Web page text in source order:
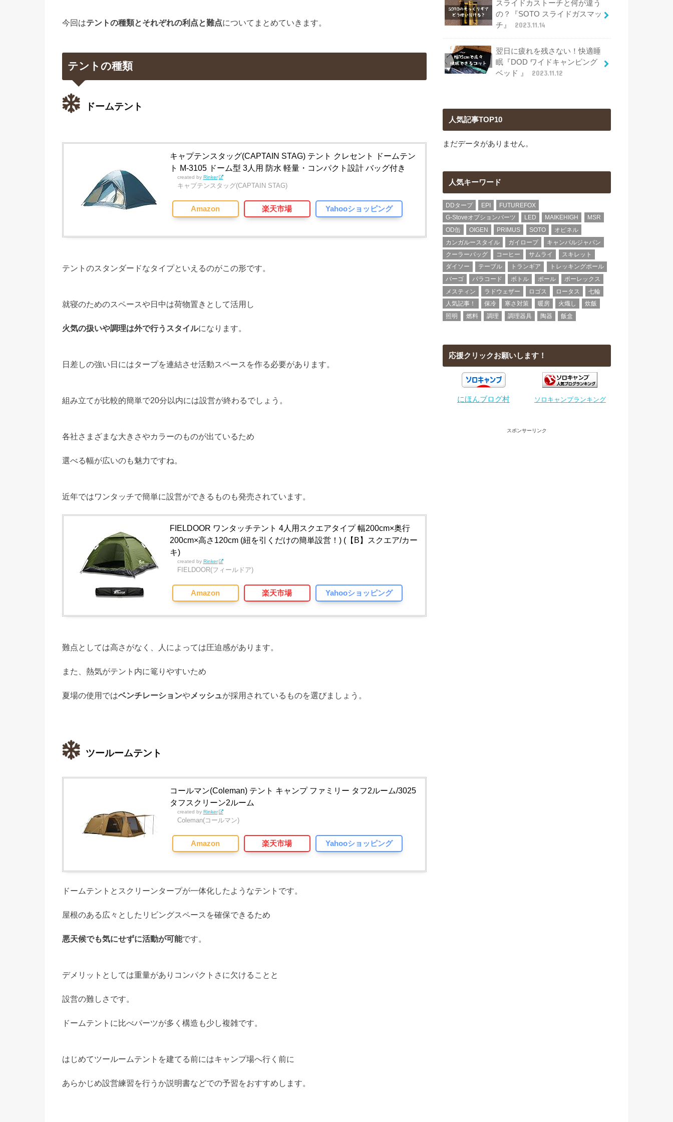
今回はテントの種類とそれぞれの利点と難点についてまとめていきます。
テントの種類
ドームテント
キャプテンスタッグ(CAPTAIN STAG) テント クレセント ドームテン
ト M-3105 ドーム型 3人用 防水 軽量・コンパクト設計 バッグ付き
created by Rinker
キャプテンスタッグ(CAPTAIN STAG)
Amazon 楽天市場 Yahooショッピング
テントのスタンダードなタイプといえるのがこの形です。
就寝のためのスペースや日中は荷物置きとして活用し
火気の扱いや調理は外で行うスタイルになります。
日差しの強い日にはタープを連結させ活動スペースを作る必要があります。
組み立てが比較的簡単で20分以内には設営が終わるでしょう。
各社さまざまな大きさやカラーのものが出ているため
選べる幅が広いのも魅力ですね。
近年ではワンタッチで簡単に設営ができるものも発売されています。
FIELDOOR ワンタッチテント 4人用スクエアタイプ 幅200cm×奥行
200cm×高さ120cm (紐を引くだけの簡単設営！) (【B】スクエア/カー
キ)
created by Rinker
FIELDOOR(フィールドア)
Amazon 楽天市場 Yahooショッピング
難点としては高さがなく、人によっては圧迫感があります。
また、熱気がテント内に篭りやすいため
夏場の使用ではベンチレーションやメッシュが採用されているものを選びましょう。
ツールームテント
コールマン(Coleman) テント キャンプ ファミリー タフ2ルーム/3025
タフスクリーン2ルーム
created by Rinker
Coleman(コールマン)
Amazon 楽天市場 Yahooショッピング
ドームテントとスクリーンタープが一体化したようなテントです。
屋根のある広々としたリビングスペースを確保できるため
悪天候でも気にせずに活動が可能です。
デメリットとしては重量がありコンパクトさに欠けることと
設営の難しさです。
ドームテントに比べパーツが多く構造も少し複雑です。
はじめてツールームテントを建てる前にはキャンプ場へ行く前に
あらかじめ設営練習を行うか説明書などでの予習をおすすめします。
スライドカストーチと何が違う
の？『SOTO スライドガスマッ
チ』
2023.11.14
翌日に疲れを残さない！快適睡
眠『DOD ワイドキャンピング
ベッド 』
2023.11.12
人気記事TOP10
まだデータがありません。
人気キーワード
DDタープ EPI
FUTUREFOX
G-Stoveオプションパーツ
LED MAIKEHIGH
MSR
OD缶
OIGEN PRIMUS SOTO
オピネル
カンガルースタイル
ガイロープ
キャンパルジャパン
クーラーバッグ
コーヒー サムライ
スキレット
ダイソー
テーブル トランギア
トレッキングポール
バーゴ
パラコード ボトル ポール
ポーレックス
メスティン
ラドウェザー ロゴス ロータス
七輪
人気記事！
保冷 寒さ対策 暖房 火熾し
炊飯
照明
燃料 調理 調理器具 陶器 飯盒
応援クリックお願いします！
にほんブログ村 ソロキャンプランキング
スポンサーリンク